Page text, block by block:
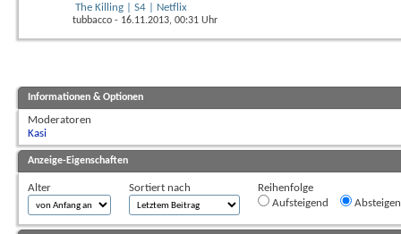
The Killing | S4 | Netflix
tubbacco - 16.11.2013, 00:31 Uhr
Informationen & Optionen
Moderatoren
Kasi
Anzeige-Eigenschaften
Alter Sortiert nach
Reihenfolge
Aufsteigend